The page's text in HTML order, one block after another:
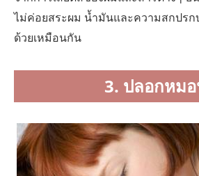
ไม่ค่อยสระผม น้ำมันและความสกปรก
ด้วยเหมือนกัน
3. ปลอกหม